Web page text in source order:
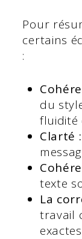
Pour
certains
:
du
fluidité
Clarté :
texte
La
travail